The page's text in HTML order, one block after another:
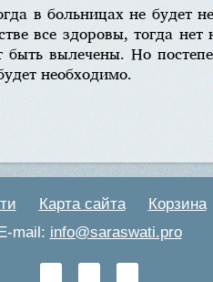
в больницах не будет
все здоровы, тогда
вылечены. Но
необходимо.
Карта сайта
Корзина
mail: info@saraswati.pro